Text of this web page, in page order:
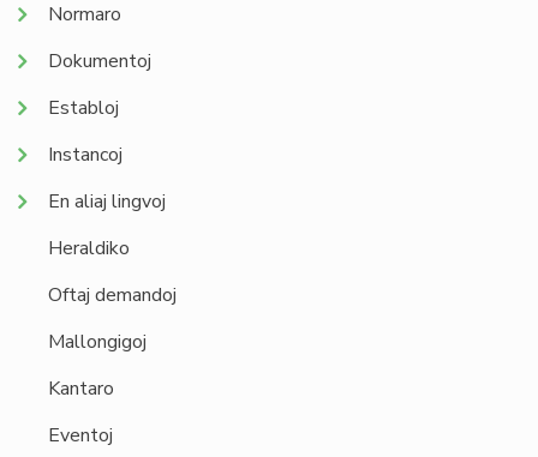
Normaro
Dokumentoj
Establoj
Instancoj
En aliaj lingvoj
Heraldiko
Oftaj demandoj
Mallongigoj
Kantaro
Eventoj